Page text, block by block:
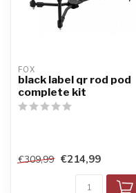
FOX
black label qr rod pod
complete kit
€309,99 €214,99